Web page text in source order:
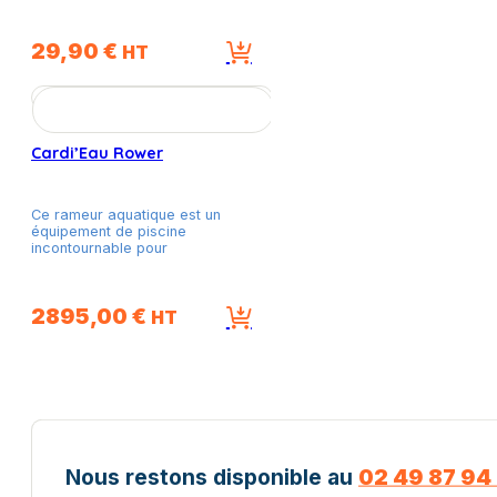
29,90 € HT
Cardi’Eau Rower
Ce rameur aquatique est un
équipement de piscine
incontournable pour
2895,00 € HT
Nous restons disponible au 02 49 87 94